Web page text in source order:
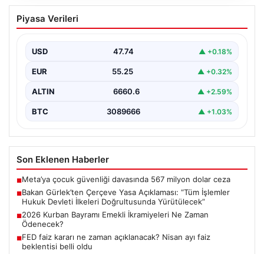
Bakan Gürlek’ten Çerçeve Yasa
Açıklaması: “Tüm İşlemler Hukuk
Yürütülecek”
Adalet Bakanı Akın Gürlek, terörle mücadelede yeni bir
dönemi başlatacak çerçeve yasanın Meclis'te kabul…
Piyasa Verileri
USD 47.74 ▲ +0.18%
EUR 55.25 ▲ +0.32%
ALTIN 6660.6 ▲ +2.59%
BTC 3089666 ▲ +1.03%
Son Eklenen Haberler
■Meta’ya çocuk güvenliği davasında 567 milyon dolar ceza
■Bakan Gürlek’ten Çerçeve Yasa Açıklaması: “Tüm İşlemler
Hukuk Devleti İlkeleri Doğrultusunda Yürütülecek”
■2026 Kurban Bayramı Emekli İkramiyeleri Ne Zaman
Ödenecek?
■FED faiz kararı ne zaman açıklanacak? Nisan ayı faiz
beklentisi belli oldu